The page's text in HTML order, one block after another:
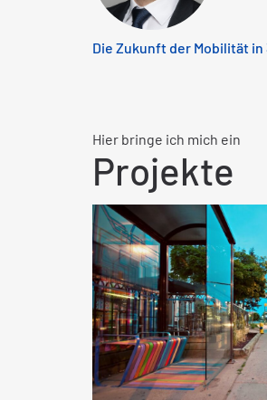
Die Zukunft der Mobilität in
Hier bringe ich mich ein
Projekte